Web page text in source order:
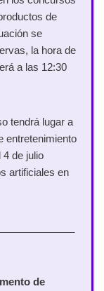
de
se
la hora de
a las 12:30
tendrá lugar a
entretenimiento
de julio
artificiales en
de